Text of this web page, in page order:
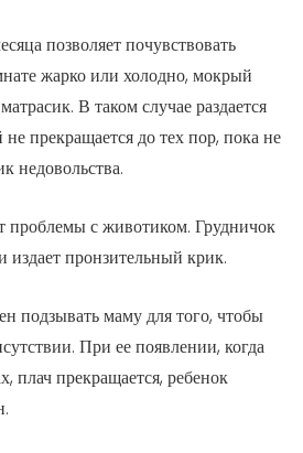
позволяет почувствовать
жарко или холодно, мокрый
В таком случае раздается
прекращается до тех пор, пока не
недовольства.
с животиком. Грудничок
пронзительный крик.
подзывать маму для того, чтобы
При ее появлении, когда
плач прекращается, ребенок